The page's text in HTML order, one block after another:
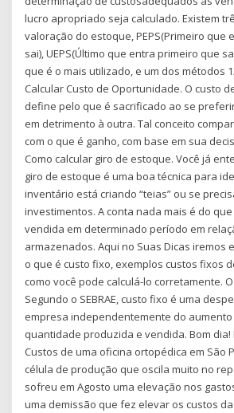
lucro apropriado seja calculado. Existem
valoração do estoque, PEPS(Primeiro que
sai), UEPS(Último que entra primeiro que
que é o mais utilizado, e um dos métodos
Calcular Custo de Oportunidade. O custo
define pelo que é sacrificado ao se
em detrimento à outra. Tal conceito
com o que é ganho, com base em sua
Como calcular giro de estoque. Você já
giro de estoque é uma boa técnica para
inventário está criando “teias” ou se
investimentos. A conta nada mais é do
vendida em determinado período em
armazenados. Aqui no Suas Dicas iremos
o que é custo fixo, exemplos custos fixos
como você pode calculá-lo corretamente.
Segundo o SEBRAE, custo fixo é uma
empresa independentemente do
quantidade produzida e vendida. Bom dia!
Custos de uma oficina ortopédica em São
célula de produção que oscila muito no
sofreu em Agosto uma elevação nos
uma demissão que fez elevar os custos da